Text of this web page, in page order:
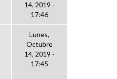
14, 2019 -
17:46
Lunes,
Octubre
14, 2019 -
17:45